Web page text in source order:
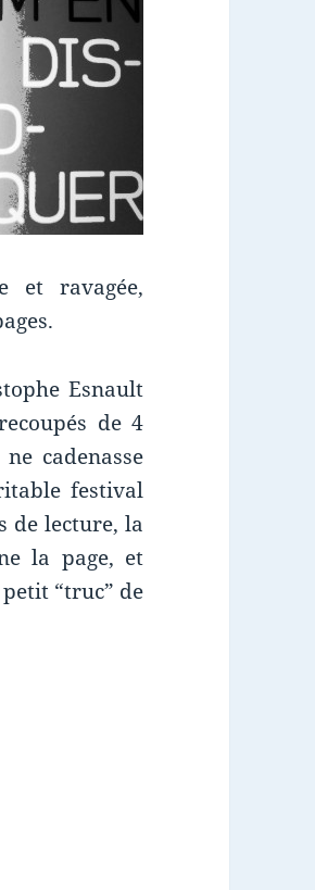
et ravagée,
Esnault
de 4
cadenasse
festival
de lecture, la
la page, et
“truc” de